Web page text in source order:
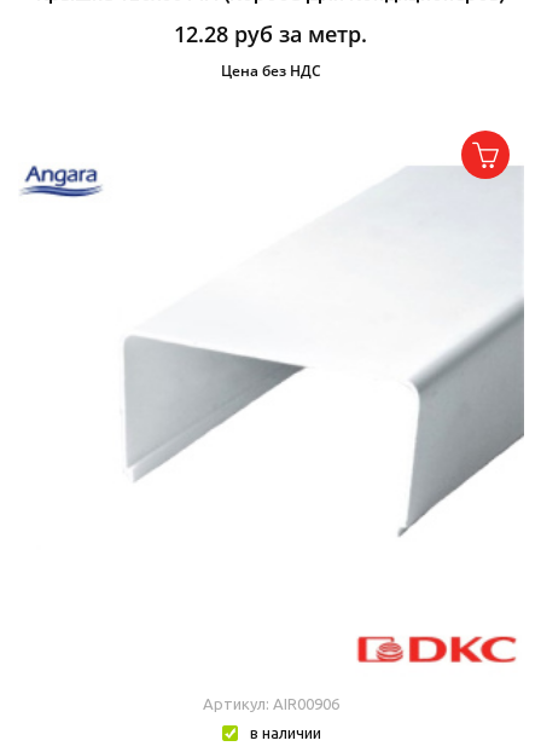
12.28 руб за метр.
Цена без НДС
Артикул: AIR00906
в наличии